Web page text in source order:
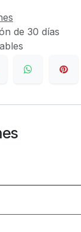
de 30 días